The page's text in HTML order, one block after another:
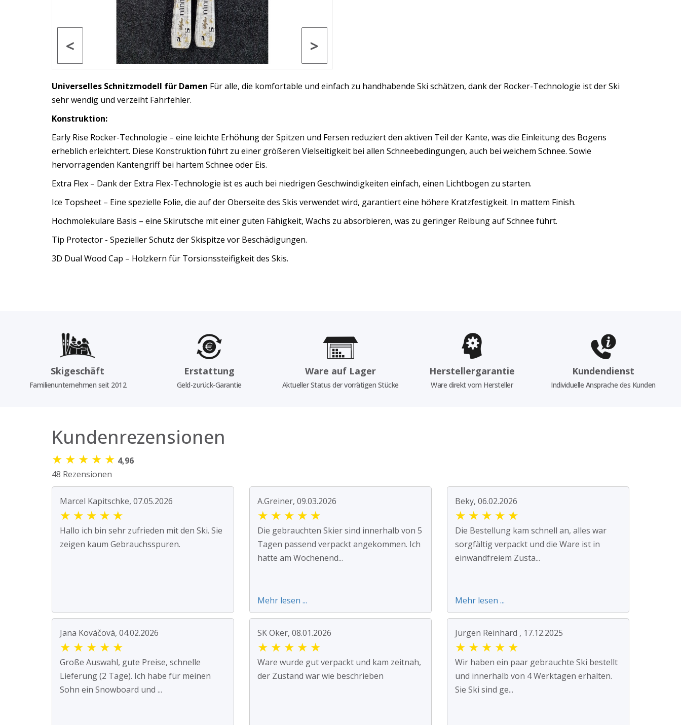
>
<
Universelles Schnitzmodell für Damen Für alle, die komfortable und einfach zu handhabende Ski schätzen, dank der Rocker-Technologie ist der Ski
sehr wendig und verzeiht Fahrfehler.
Konstruktion:
Early Rise Rocker-Technologie – eine leichte Erhöhung der Spitzen und Fersen reduziert den aktiven Teil der Kante, was die Einleitung des Bogens
erheblich erleichtert. Diese Konstruktion führt zu einer größeren Vielseitigkeit bei allen Schneebedingungen, auch bei weichem Schnee. Sowie
hervorragenden Kantengriff bei hartem Schnee oder Eis.
Extra Flex – Dank der Extra Flex-Technologie ist es auch bei niedrigen Geschwindigkeiten einfach, einen Lichtbogen zu starten.
Ice Topsheet – Eine spezielle Folie, die auf der Oberseite des Skis verwendet wird, garantiert eine höhere Kratzfestigkeit. In mattem Finish.
Hochmolekulare Basis – eine Skirutsche mit einer guten Fähigkeit, Wachs zu absorbieren, was zu geringer Reibung auf Schnee führt.
Tip Protector - Spezieller Schutz der Skispitze vor Beschädigungen.
3D Dual Wood Cap – Holzkern für Torsionssteifigkeit des Skis.
Skigeschäft
Familienunternehmen seit 2012
Erstattung
Geld-zurück-Garantie
Ware auf Lager
Aktueller Status der vorrätigen Stücke
Herstellergarantie
Ware direkt vom Hersteller
Kundendienst
Individuelle Ansprache des Kunden
Kundenrezensionen
★ ★ ★ ★ ★ 4,96
48 Rezensionen
Marcel Kapitschke, 07.05.2026
★ ★ ★ ★ ★
Hallo ich bin sehr zufrieden mit den Ski. Sie
zeigen kaum Gebrauchsspuren.
A.Greiner, 09.03.2026
★ ★ ★ ★ ★
Die gebrauchten Skier sind innerhalb von 5
Tagen passend verpackt angekommen. Ich
hatte am Wochenend...
Mehr lesen ...
Beky, 06.02.2026
★ ★ ★ ★ ★
Die Bestellung kam schnell an, alles war
sorgfältig verpackt und die Ware ist in
einwandfreiem Zusta...
Mehr lesen ...
Jana Kováčová, 04.02.2026
★ ★ ★ ★ ★
Große Auswahl, gute Preise, schnelle
Lieferung (2 Tage). Ich habe für meinen
Sohn ein Snowboard und ...
SK Oker, 08.01.2026
★ ★ ★ ★ ★
Ware wurde gut verpackt und kam zeitnah,
der Zustand war wie beschrieben
Jürgen Reinhard , 17.12.2025
★ ★ ★ ★ ★
Wir haben ein paar gebrauchte Ski bestellt
und innerhalb von 4 Werktagen erhalten.
Sie Ski sind ge...